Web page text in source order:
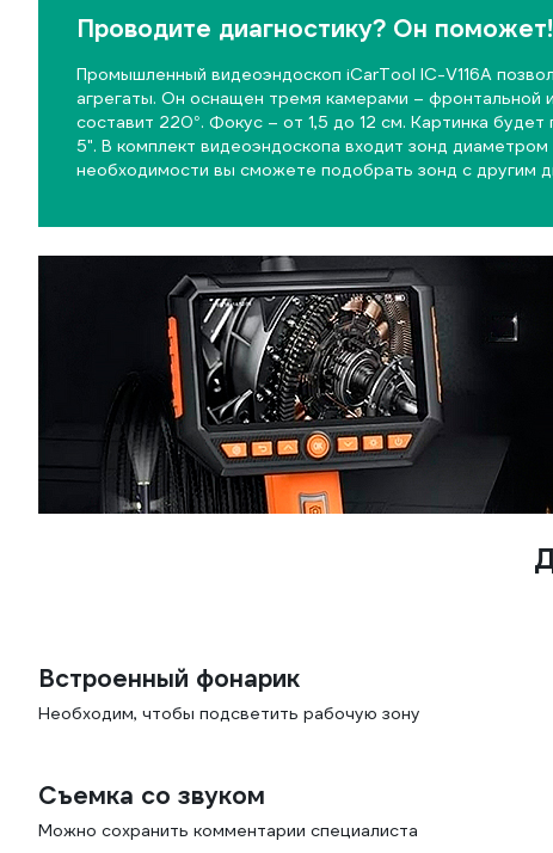
Проводите диагностику? Он поможет!
Промышленный видеоэндоскоп iCarTool IC-V116A
агрегаты. Он оснащен тремя камерами ­– фронтальной
составит 220°. Фокус – от 1,5 до 12 см. Картинка
5". В комплект видеоэндоскопа входит зонд
необходимости вы сможете подобрать зонд с другим
Встроенный фонарик
Необходим, чтобы подсветить рабочую зону
Съемка со звуком
Можно сохранить комментарии специалиста